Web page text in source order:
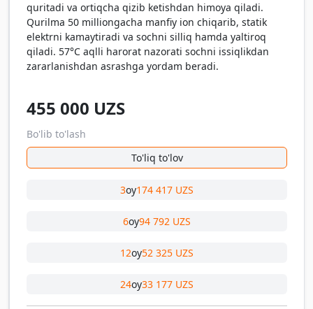
quritadi va ortiqcha qizib ketishdan himoya qiladi.
Qurilma 50 milliongacha manfiy ion chiqarib, statik
elektrni kamaytiradi va sochni silliq hamda yaltiroq
qiladi. 57°C aqlli harorat nazorati sochni issiqlikdan
zararlanishdan asrashga yordam beradi.
455 000 UZS
Bo'lib to'lash
To'liq to'lov
3oy174 417 UZS
6oy94 792 UZS
12oy52 325 UZS
24oy33 177 UZS